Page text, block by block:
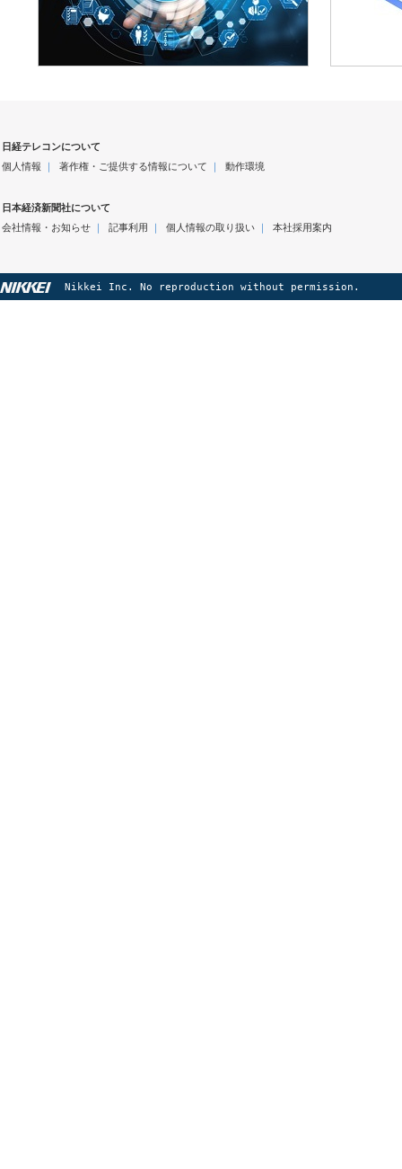
日経テレコンについて
個人情報 ｜ 著作権・ご提供する情報について ｜ 動作環境
日本経済新聞社について
会社情報・お知らせ｜ 記事利用 ｜ 個人情報の取り扱い｜ 本社採用案内
Nikkei Inc. No reproduction without permission.